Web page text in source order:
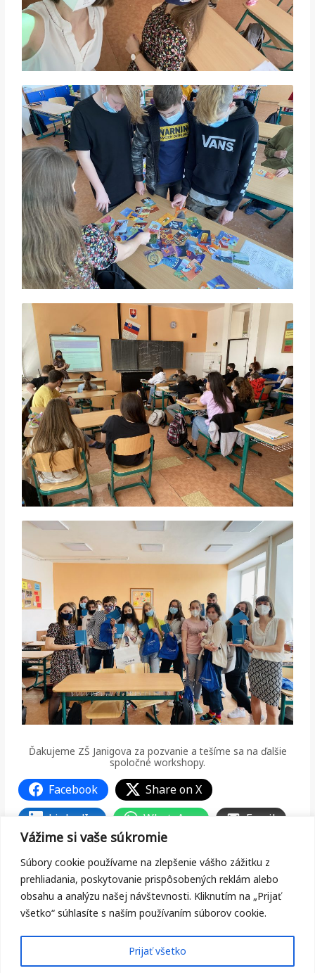
Vážime si vaše súkromie
Súbory cookie používame na zlepšenie vášho zážitku z
prehliadania, poskytovanie prispôsobených reklám alebo
obsahu a analýzu našej návštevnosti. Kliknutím na „Prijať
všetko“ súhlasíte s naším používaním súborov cookie.
Prijať všetko
Ďakujeme ZŠ Janigova za pozvanie a tešíme sa na ďalšie
spoločné workshopy.
Facebook
Share on X
LinkedIn
WhatsApp
Email
Copy Link
Predchádzajúci Článok Ďalší Článok